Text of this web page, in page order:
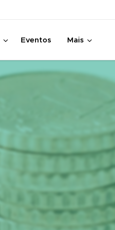
Eventos Mais